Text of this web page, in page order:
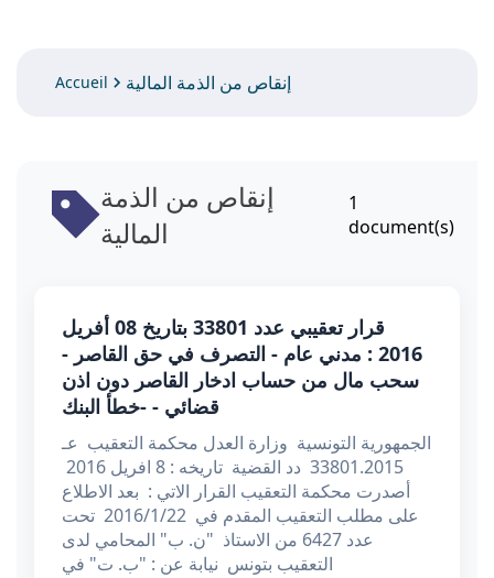
Accueil إنقاص من الذمة المالية
إنقاص من الذمة
المالية
1
document(s)
قرار تعقيبي عدد 33801 بتاريخ 08 أفريل
2016 : مدني عام - التصرف في حق القاصر -
سحب مال من حساب ادخار القاصر دون اذن
قضائي - -خطأ البنك
الجمهورية التونسية وزارة العدل محكمة التعقيب عـ
أصدرت محكمة التعقيب القرار الاتي : بعد الاطلاع
على مطلب التعقيب المقدم في 2016/1/22 تحت
عدد 6427 من الاستاذ "ن. ب" المحامي لدى
التعقيب بتونس نيابة عن : "ب. ت" في